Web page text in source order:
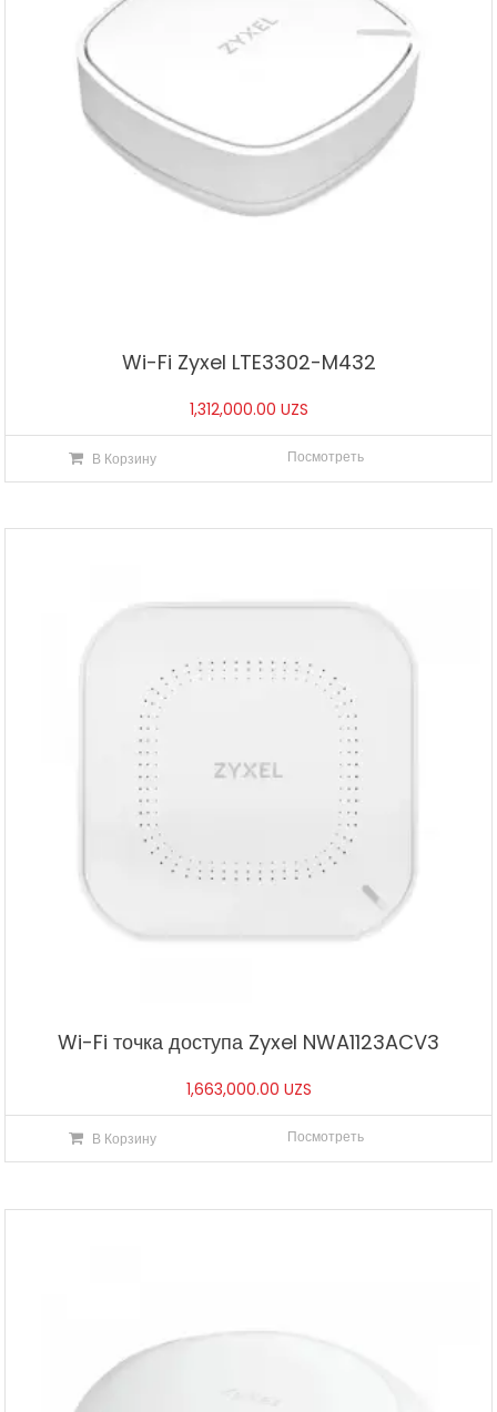
Wi-Fi Zyxel LTE3302-M432
1,312,000.00 UZS
В Корзину Посмотреть
Wi-Fi точка доступа Zyxel NWA1123ACV3
1,663,000.00 UZS
В Корзину Посмотреть